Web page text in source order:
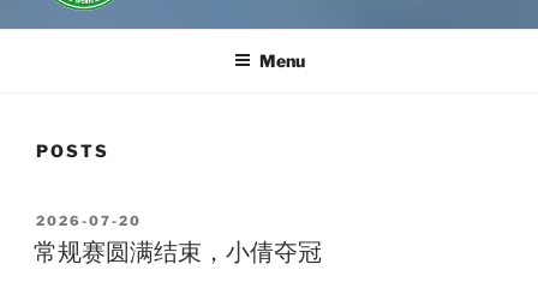
Menu
POSTS
POSTED
ON
2026-07-20
常规赛圆满结束，小倩夺冠